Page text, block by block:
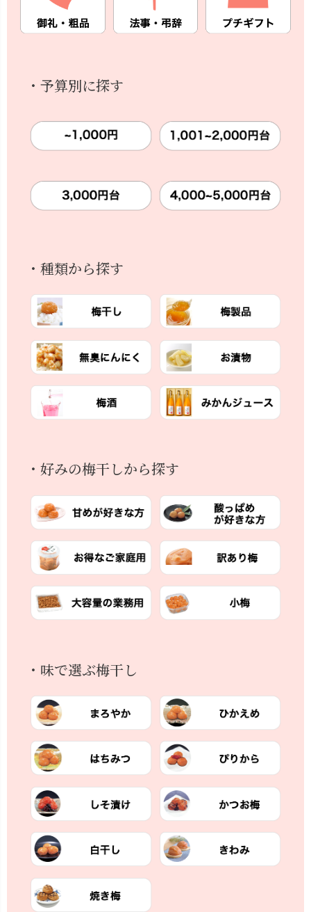
・予算別に探す
・種類から探す
・好みの梅干しから探す
・味で選ぶ梅干し